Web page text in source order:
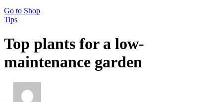
Go to Shop
Tips
Top plants for a low-
maintenance garden